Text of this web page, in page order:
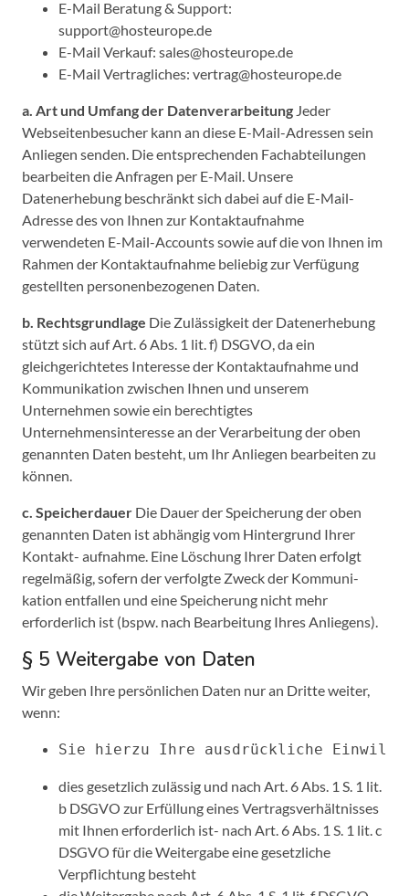
E-Mail Beratung & Support:
support@hosteurope.de
E-Mail Verkauf: sales@hosteurope.de
E-Mail Vertragliches: vertrag@hosteurope.de
a. Art und Umfang der Datenverarbeitung Jeder
Webseitenbesucher kann an diese E-Mail-Adressen sein
Anliegen senden. Die entsprechenden Fachabteilungen
bearbeiten die Anfragen per E-Mail. Unsere
Datenerhebung beschränkt sich dabei auf die E-Mail-
Adresse des von Ihnen zur Kontaktaufnahme
verwendeten E-Mail-Accounts sowie auf die von Ihnen im
Rahmen der Kontaktaufnahme beliebig zur Verfügung
gestellten personenbezogenen Daten.
b. Rechtsgrundlage Die Zulässigkeit der Datenerhebung
stützt sich auf Art. 6 Abs. 1 lit. f) DSGVO, da ein
gleichgerichtetes Interesse der Kontaktaufnahme und
Kommunikation zwischen Ihnen und unserem
Unternehmen sowie ein berechtigtes
Unternehmensinteresse an der Verarbeitung der oben
genannten Daten besteht, um Ihr Anliegen bearbeiten zu
können.
c. Speicherdauer Die Dauer der Speicherung der oben
genannten Daten ist abhängig vom Hintergrund Ihrer
Kontakt- aufnahme. Eine Löschung Ihrer Daten erfolgt
regelmäßig, sofern der verfolgte Zweck der Kommuni-
kation entfallen und eine Speicherung nicht mehr
erforderlich ist (bspw. nach Bearbeitung Ihres Anliegens).
§ 5 Weitergabe von Daten
Wir geben Ihre persönlichen Daten nur an Dritte weiter,
wenn:
Sie hierzu Ihre ausdrückliche
dies gesetzlich zulässig und nach Art. 6 Abs. 1 S. 1 lit.
b DSGVO zur Erfüllung eines Vertragsverhältnisses
mit Ihnen erforderlich ist- nach Art. 6 Abs. 1 S. 1 lit. c
DSGVO für die Weitergabe eine gesetzliche
Verpflichtung besteht